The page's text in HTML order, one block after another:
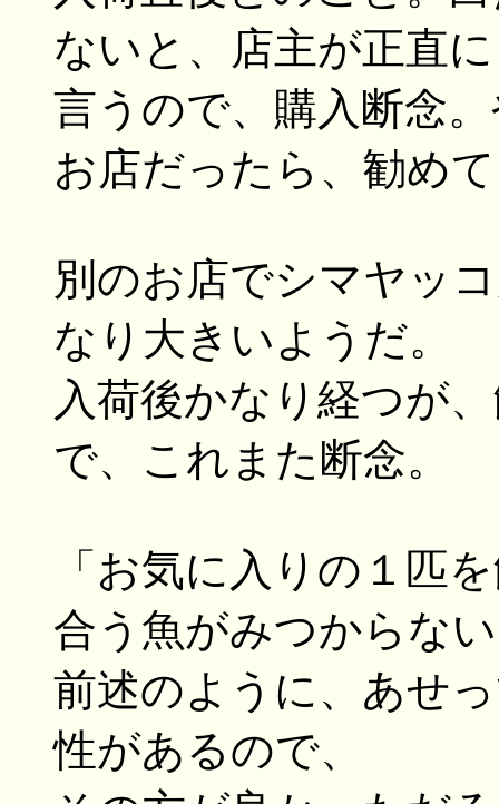
ないと、店主が正直に
言うので、購入断念
お店だったら、勧め
別のお店でシマヤッ
なり大きいようだ。
入荷後かなり経つが
で、これまた断念。
「お気に入りの１匹
合う魚がみつからな
前述のように、あせ
性があるので、